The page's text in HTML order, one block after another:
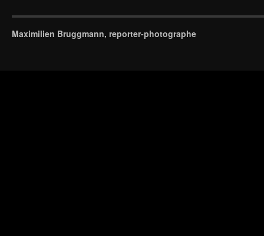
Maximilien Bruggmann, reporter-photographe